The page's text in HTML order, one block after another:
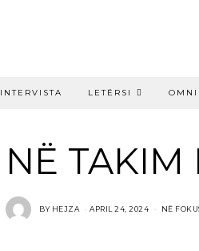
INTERVISTA LETËRSI
NË TAKIM
BY HEJZA APRIL 24, 2024 NË